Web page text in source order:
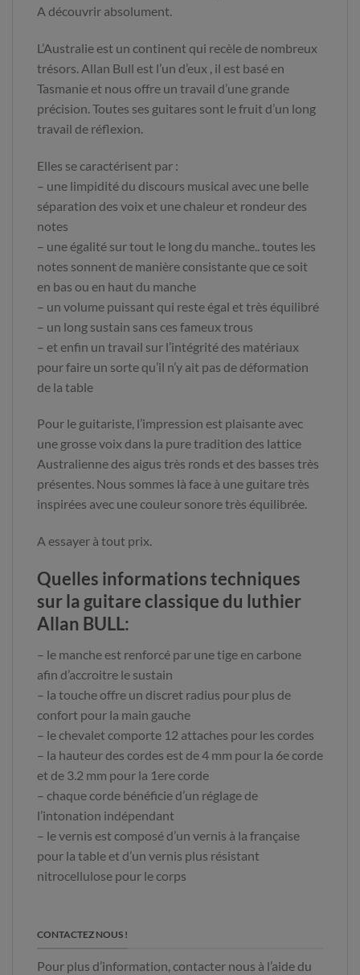
A découvrir absolument.
L’Australie est un continent qui recèle de nombreux
trésors. Allan Bull est l’un d’eux , il est basé en
Tasmanie et nous offre un travail d’une grande
précision. Toutes ses guitares sont le fruit d’un long
travail de réflexion.
Elles se caractérisent par :
– une limpidité du discours musical avec une belle
séparation des voix et une chaleur et rondeur des
notes
– une égalité sur tout le long du manche.. toutes les
notes sonnent de manière consistante que ce soit
en bas ou en haut du manche
– un volume puissant qui reste égal et très équilibré
– un long sustain sans ces fameux trous
– et enfin un travail sur l’intégrité des matériaux
pour faire un sorte qu’il n’y ait pas de déformation
de la table
Pour le guitariste, l’impression est plaisante avec
une grosse voix dans la pure tradition des lattice
Australienne des aigus très ronds et des basses très
présentes. Nous sommes là face à une guitare très
inspirées avec une couleur sonore très équilibrée.
A essayer à tout prix.
Quelles informations techniques
sur la guitare classique du luthier
Allan BULL:
– le manche est renforcé par une tige en carbone
afin d’accroitre le sustain
– la touche offre un discret radius pour plus de
confort pour la main gauche
– le chevalet comporte 12 attaches pour les cordes
– la hauteur des cordes est de 4 mm pour la 6e corde
et de 3.2 mm pour la 1ere corde
– chaque corde bénéficie d’un réglage de
l’intonation indépendant
– le vernis est composé d’un vernis à la française
pour la table et d’un vernis plus résistant
nitrocellulose pour le corps
CONTACTEZ NOUS !
Pour plus d’information, contacter nous à l’aide du